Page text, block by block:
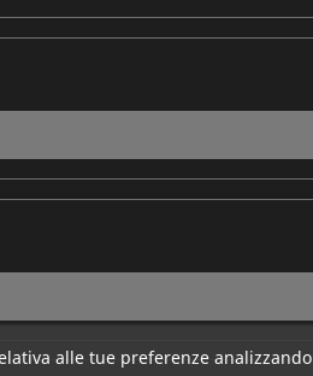
alle tue preferenze